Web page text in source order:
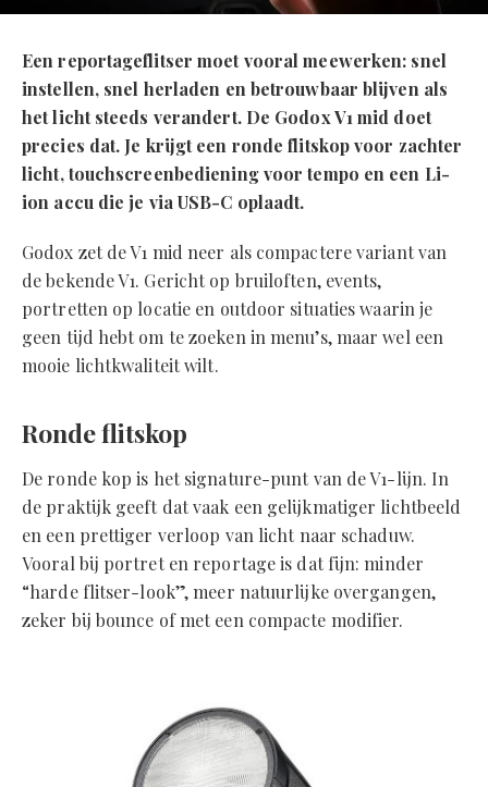
Een reportageflitser moet vooral meewerken: snel
instellen, snel herladen en betrouwbaar blijven als
het licht steeds verandert. De Godox V1 mid doet
precies dat. Je krijgt een ronde flitskop voor zachter
licht, touchscreenbediening voor tempo en een Li-
ion accu die je via USB-C oplaadt.
Godox zet de V1 mid neer als compactere variant van
de bekende V1. Gericht op bruiloften, events,
portretten op locatie en outdoor situaties waarin je
geen tijd hebt om te zoeken in menu’s, maar wel een
mooie lichtkwaliteit wilt.
Ronde flitskop
De ronde kop is het signature-punt van de V1-lijn. In
de praktijk geeft dat vaak een gelijkmatiger lichtbeeld
en een prettiger verloop van licht naar schaduw.
Vooral bij portret en reportage is dat fijn: minder
“harde flitser-look”, meer natuurlijke overgangen,
zeker bij bounce of met een compacte modifier.